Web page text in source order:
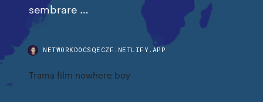
sembrare …
NETWORKDOCSQECZF.NETLIFY.APP
Trama film nowhere boy